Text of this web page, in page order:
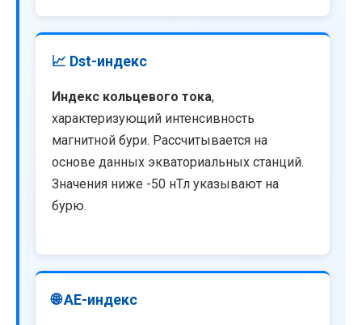
📈 Dst-индекс
Индекс кольцевого тока,
характеризующий интенсивность
магнитной бури. Рассчитывается на
основе данных экваториальных станций.
Значения ниже -50 нТл указывают на
бурю.
🌐 AE-индекс